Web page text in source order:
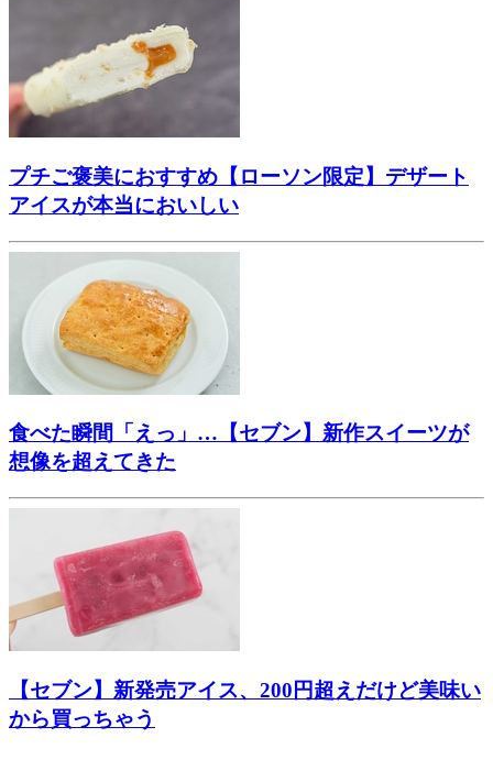
プチご褒美におすすめ【ローソン限定】デザート
アイスが本当においしい
食べた瞬間「えっ」…【セブン】新作スイーツが
想像を超えてきた
【セブン】新発売アイス、200円超えだけど美味い
から買っちゃう